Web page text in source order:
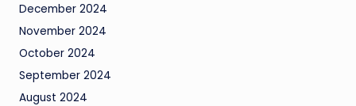
December 2024
November 2024
October 2024
September 2024
August 2024